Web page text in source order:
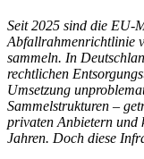
Seit 2025 sind die EU-
Abfallrahmenrichtlinie
sammeln. In
rechtlichen
Umsetzung
Sammelstrukturen –
privaten Anbietern und
Jahren. Doch diese